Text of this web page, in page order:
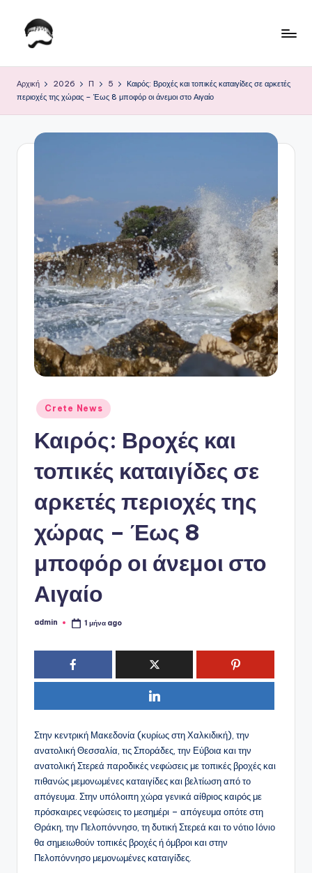
Μετάβαση
ο
Κ
P
o
Αρχική 2026 Π 5
Καιρός: Βροχές και τοπικές καταιγίδες σε αρκετές
περιοχές της χώρας – Έως 8 μποφόρ οι άνεμοι στο Αιγαίο
Αναρτήθηκε
σε
Crete News
Καιρός: Βροχές και
τοπικές καταιγίδες σε
αρκετές περιοχές της
χώρας – Έως 8
μποφόρ οι άνεμοι στο
Αιγαίο
Συγγραφέας:
admin 1 μήνα ago
Στην κεντρική Μακεδονία (κυρίως στη Χαλκιδική), την
ανατολική Θεσσαλία, τις Σποράδες, την Εύβοια και την
ανατολική Στερεά παροδικές νεφώσεις με τοπικές βροχές και
πιθανώς μεμονωμένες καταιγίδες και βελτίωση από το
απόγευμα. Στην υπόλοιπη χώρα γενικά αίθριος καιρός με
πρόσκαιρες νεφώσεις το μεσημέρι – απόγευμα οπότε στη
Θράκη, την Πελοπόννησο, τη δυτική Στερεά και το νότιο Ιόνιο
θα σημειωθούν τοπικές βροχές ή όμβροι και στην
Πελοπόννησο μεμονωμένες καταιγίδες.